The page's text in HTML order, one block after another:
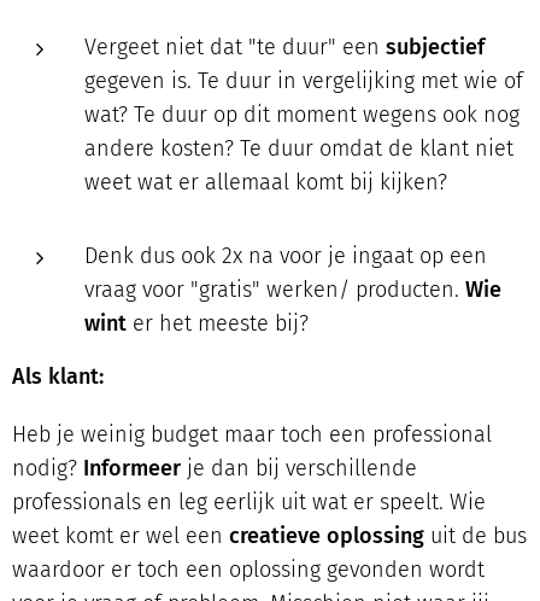
Vergeet niet dat "te duur" een subjectief
gegeven is. Te duur in vergelijking met wie of
wat? Te duur op dit moment wegens ook nog
andere kosten? Te duur omdat de klant niet
weet wat er allemaal komt bij kijken?
Denk dus ook 2x na voor je ingaat op een
vraag voor "gratis" werken/ producten. Wie
wint er het meeste bij?
Als klant:
Heb je weinig budget maar toch een professional
nodig? Informeer je dan bij verschillende
professionals en leg eerlijk uit wat er speelt. Wie
weet komt er wel een creatieve oplossing uit de bus
waardoor er toch een oplossing gevonden wordt